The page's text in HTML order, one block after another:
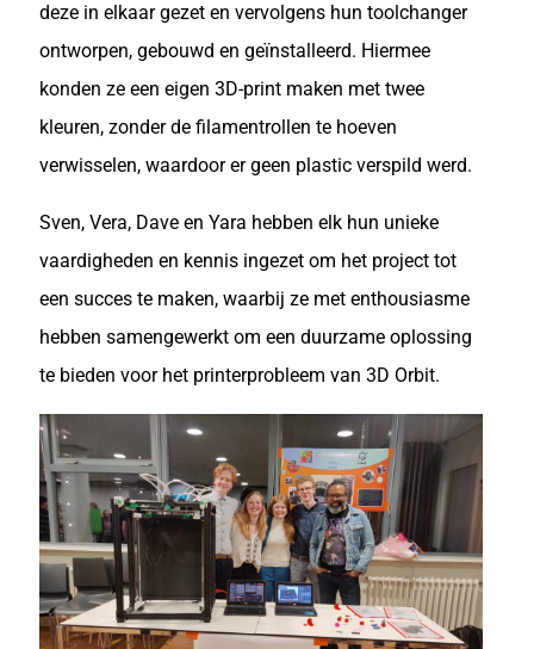
deze in elkaar gezet en vervolgens hun toolchanger
ontworpen, gebouwd en geïnstalleerd. Hiermee
konden ze een eigen 3D-print maken met twee
kleuren, zonder de filamentrollen te hoeven
verwisselen, waardoor er geen plastic verspild werd.
Sven, Vera, Dave en Yara hebben elk hun unieke
vaardigheden en kennis ingezet om het project tot
een succes te maken, waarbij ze met enthousiasme
hebben samengewerkt om een duurzame oplossing
te bieden voor het printerprobleem van 3D Orbit.